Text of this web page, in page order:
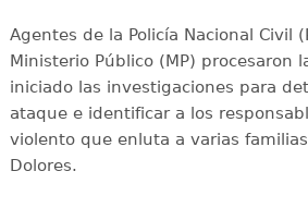
Agentes de la Policía Nacional Civil
Ministerio Público (MP) procesaron
iniciado las investigaciones para
ataque e identificar a los
violento que enluta a varias
Dolores.